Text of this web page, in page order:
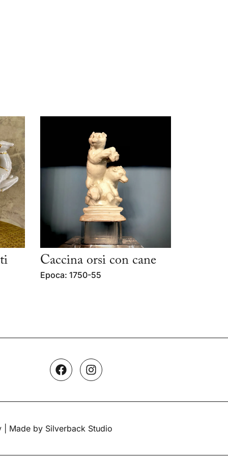
Caccina orsi con cane
Epoca: 1750-55
| Made by Silverback Studio